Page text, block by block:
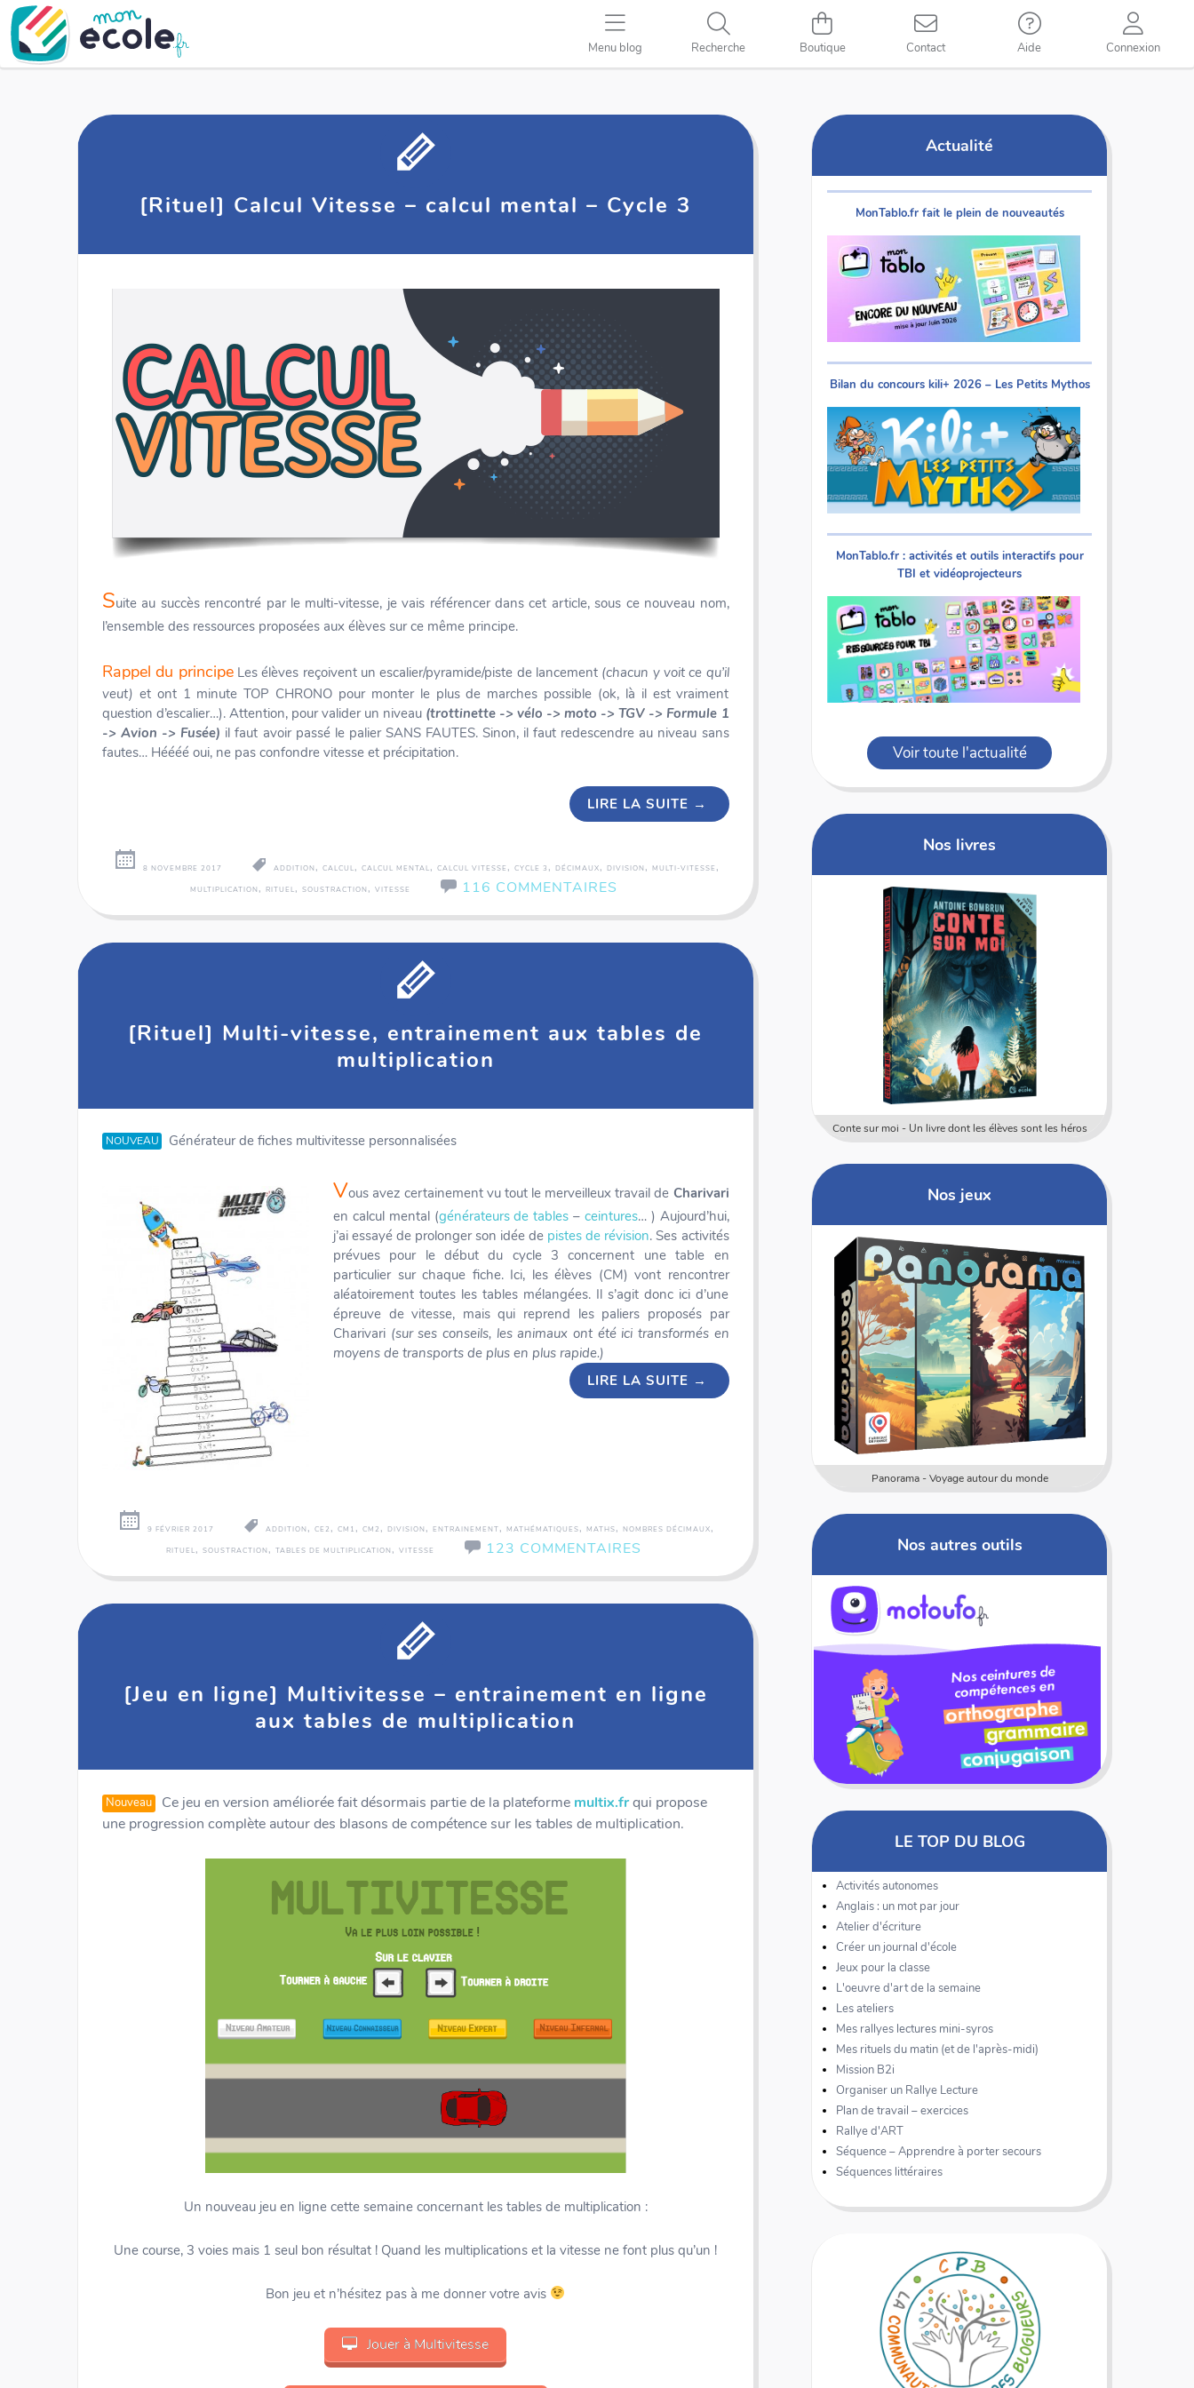
Menu blog Recherche Boutique Contact Aide Connexion
[Rituel] Calcul Vitesse – calcul mental – Cycle 3
Suite au succès rencontré par le multi-vitesse, je vais référencer dans cet article, sous ce nouveau nom,
l’ensemble des ressources proposées aux élèves sur ce même principe.
Rappel du principeLes élèves reçoivent un escalier/pyramide/piste de lancement (chacun y voit ce qu’il
veut) et ont 1 minute TOP CHRONO pour monter le plus de marches possible (ok, là il est vraiment
question d’escalier…). Attention, pour valider un niveau (trottinette -> vélo -> moto -> TGV -> Formule 1
-> Avion -> Fusée) il faut avoir passé le palier SANS FAUTES. Sinon, il faut redescendre au niveau sans
fautes… Héééé oui, ne pas confondre vitesse et précipitation.
LIRE LA SUITE →
8 NOVEMBRE 2017 ADDITION , CALCUL, CALCUL MENTAL, CALCUL VITESSE , CYCLE 3 , DÉCIMAUX, DIVISION , MULTI-VITESSE ,
MULTIPLICATION , RITUEL, SOUSTRACTION , VITESSE 116 COMMENTAIRES
[Rituel] Multi-vitesse, entrainement aux tables de
multiplication
NOUVEAU Générateur de fiches multivitesse personnalisées
Vous avez certainement vu tout le merveilleux travail de Charivari
en calcul mental (générateurs de tables – ceintures… ) Aujourd’hui,
j’ai essayé de prolonger son idée de pistes de révision. Ses activités
prévues pour le début du cycle 3 concernent une table en
particulier sur chaque fiche. Ici, les élèves (CM) vont rencontrer
aléatoirement toutes les tables mélangées. Il s’agit donc ici d’une
épreuve de vitesse, mais qui reprend les paliers proposés par
Charivari (sur ses conseils, les animaux ont été ici transformés en
moyens de transports de plus en plus rapide.)
LIRE LA SUITE →
9 FÉVRIER 2017 ADDITION ,CE2 ,CM1 ,CM2 ,DIVISION ,ENTRAINEMENT,MATHÉMATIQUES,MATHS,NOMBRES DÉCIMAUX,
RITUEL, SOUSTRACTION , TABLES DE MULTIPLICATION , VITESSE 123 COMMENTAIRES
[Jeu en ligne] Multivitesse – entrainement en ligne
aux tables de multiplication
Nouveau Ce jeu en version améliorée fait désormais partie de la plateforme multix.frqui propose
une progression complète autour des blasons de compétence sur les tables de multiplication.
Un nouveau jeu en ligne cette semaine concernant les tables de multiplication :
Une course, 3 voies mais 1 seul bon résultat ! Quand les multiplications et la vitesse ne font plus qu’un !
Bon jeu et n’hésitez pas à me donner votre avis
Jouer à Multivitesse
Actualité
MonTablo.fr fait le plein de nouveautés
Bilan du concours kili+ 2026 – Les Petits Mythos
MonTablo.fr : activités et outils interactifs pour
TBI et vidéoprojecteurs
Voir toute l'actualité
Nos livres
Conte sur moi - Un livre dont les élèves sont les héros
Nos jeux
Numericards - Mesure
Nos autres outils
LE TOP DU BLOG
Activités autonomes
Anglais : un mot par jour
Atelier d'écriture
Créer un journal d'école
Jeux pour la classe
L'oeuvre d'art de la semaine
Les ateliers
Mes rallyes lectures mini-syros
Mes rituels du matin (et de l'après-midi)
Mission B2i
Organiser un Rallye Lecture
Plan de travail – exercices
Rallye d'ART
Séquence – Apprendre à porter secours
Séquences littéraires